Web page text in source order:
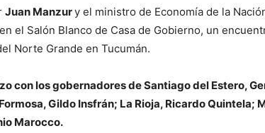
Juan Manzury el ministro de Economía de la
el Salón Blanco de Casa de Gobierno, un
Norte Grande en Tucumán.
con los gobernadores de Santiago del Estero,
Gildo Insfrán; La Rioja, Ricardo Quintela;
Marocco.